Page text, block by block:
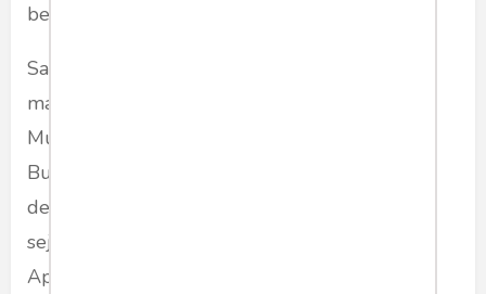
berlebihan khas Orde Baru.
Saya sudah pasrah jika hasil ulangan umum
mata pelajaran sejarah angkanya menyala.
Mungkin itulah risiko yang harus ditanggung.
Bukan karena saya tidak mampu menjawab
dengan benar soal-soal ulangan pelajaran
sejarah, melainkan karena persoalan pribadi.
Apalagi saya tidak masuk kelas pada pelajaran